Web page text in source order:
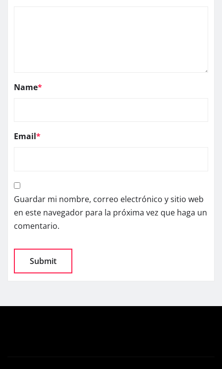
Name*
Email*
Guardar mi nombre, correo electrónico y sitio web
en este navegador para la próxima vez que haga un
comentario.